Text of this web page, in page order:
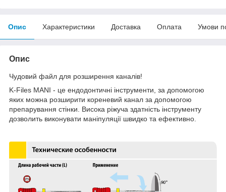
Опис Характеристики Доставка Оплата Умови
Опис
Чудовий файл для розширення каналів!
K-Files MANI - це ендодонтичні інструменти, за допомогою
яких можна розширити кореневий канал за допомогою
препарування стінки. Висока ріжуча здатність інструменту
дозволить виконувати маніпуляції швидко та ефективно.